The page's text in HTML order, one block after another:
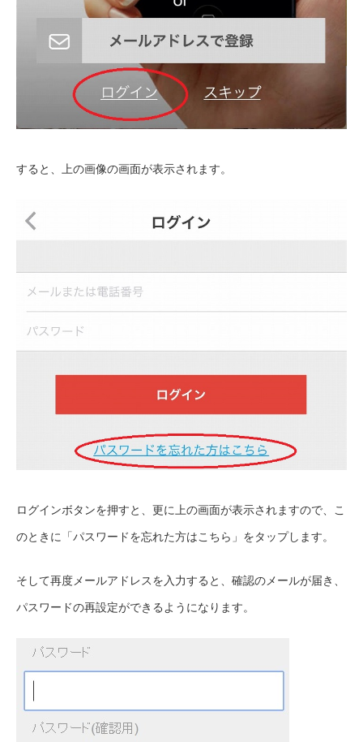
すると、上の画像の画面が表示されます。
ログインボタンを押すと、更に上の画面が表示されますので、こ
のときに「パスワードを忘れた方はこちら」をタップします。
そして再度メールアドレスを入力すると、確認のメールが届き、
パスワードの再設定ができるようになります。